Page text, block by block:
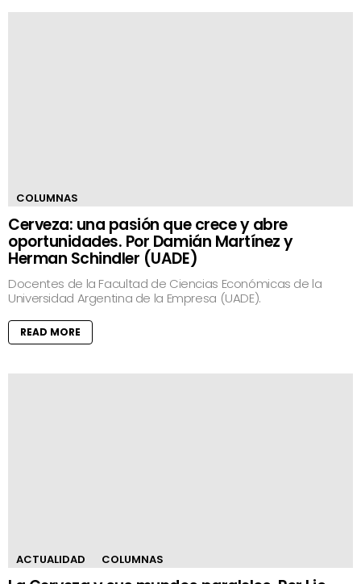
COLUMNAS
Cerveza: una pasión que crece y abre
oportunidades. Por Damián Martínez y
Herman Schindler (UADE)
Docentes de la Facultad de Ciencias Económicas de la
Universidad Argentina de la Empresa (UADE).
READ MORE
ACTUALIDAD COLUMNAS